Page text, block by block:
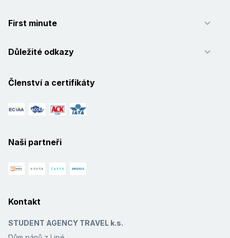
First minute
Důležité odkazy
Členství a certifikáty
Naši partneři
Kontakt
STUDENT AGENCY TRAVEL k.s.